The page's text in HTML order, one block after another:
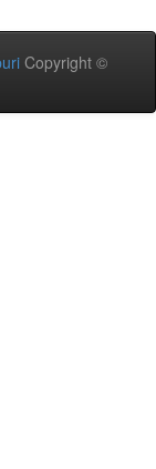
Copyright ©